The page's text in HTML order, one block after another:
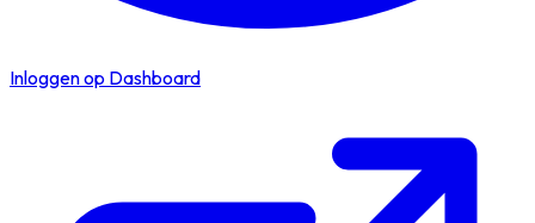
Inloggen op Dashboard